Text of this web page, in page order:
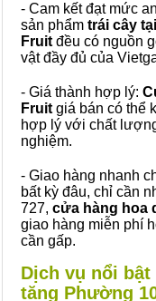
- Cam kết đạt mức
sản phẩm trái cây
Fruit đều có nguồn
vật đầy đủ của
- Giá thành hợp lý:
Fruit giá bán có thể
hợp lý với chất
nghiệm.
- Giao hàng nhanh
bất kỳ đâu, chỉ cần
727, cửa hàng hoa
giao hàng miễn phí
cần gấp.
Dịch vụ nổi
tặng Phường